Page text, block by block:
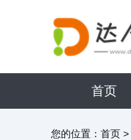
首页
您的位置： 首页 >